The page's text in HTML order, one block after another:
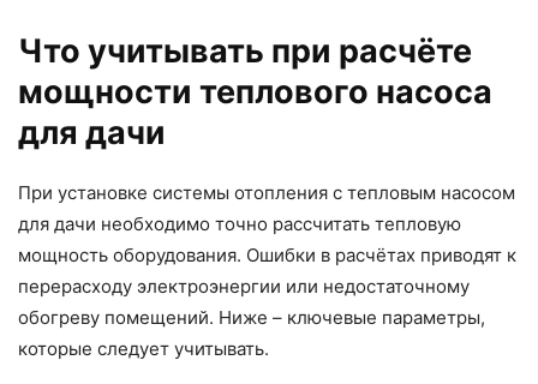
Что учитывать при расчёте
мощности теплового насоса
для дачи
При установке системы отопления с тепловым насосом
для дачи необходимо точно рассчитать тепловую
мощность оборудования. Ошибки в расчётах приводят к
перерасходу электроэнергии или недостаточному
обогреву помещений. Ниже – ключевые параметры,
которые следует учитывать.